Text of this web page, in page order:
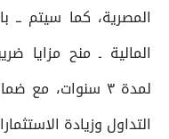
المصرية، كما سيتم ــ
المالية ـ منح مزايا
لمدة ٣ سنوات،
التداول وزيادة